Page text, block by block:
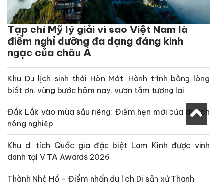
Tạp chí Mỹ lý giải vì sao Việt Nam là
điểm nghỉ dưỡng đa dạng đáng kinh
ngạc của châu Á
Khu Du lịch sinh thái Hòn Mát: Hành trình bằng lòng
biết ơn, vững bước hôm nay, vươn tầm tương lai
Đắk Lắk vào mùa sầu riêng: Điểm hẹn mới của du lịch
nông nghiệp
Khu di tích Quốc gia đặc biệt Lam Kinh được vinh
danh tại VITA Awards 2026
Thành Nhà Hồ - Điểm nhấn du lịch Di sản xứ Thanh